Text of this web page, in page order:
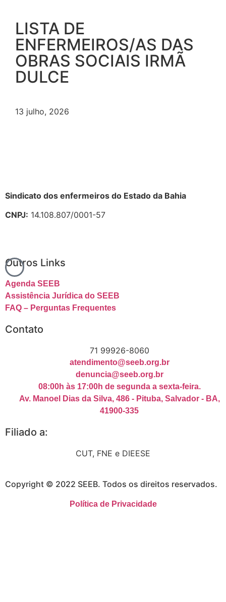
LISTA DE
ENFERMEIROS/AS DAS
OBRAS SOCIAIS IRMÃ
DULCE
13 julho, 2026
Sindicato dos enfermeiros do Estado da Bahia
CNPJ: 14.108.807/0001-57
Outros Links
Agenda SEEB
Assistência Jurídica do SEEB
FAQ – Perguntas Frequentes
Contato
71 99926-8060
atendimento@seeb.org.br
denuncia@seeb.org.br
08:00h às 17:00h de segunda a sexta-feira.
Av. Manoel Dias da Silva, 486 - Pituba, Salvador - BA,
41900-335
Filiado a:
CUT, FNE e DIEESE
Copyright © 2022 SEEB. Todos os direitos reservados.
Política de Privacidade